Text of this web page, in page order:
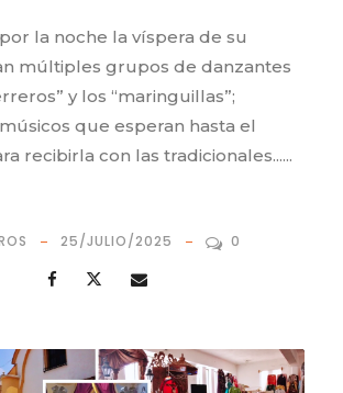
la noche la víspera de su
múltiples grupos de danzantes
y los “maringuillas”;
que esperan hasta el
recibirla con las tradicionales......
25/JULIO/2025 0